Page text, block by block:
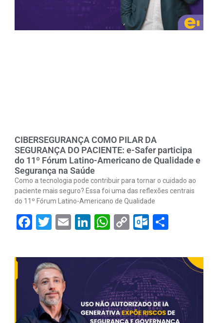
CIBERSEGURANÇA COMO PILAR DA
SEGURANÇA DO PACIENTE: e-Safer participa
do 11º Fórum Latino-Americano de Qualidade e
Segurança na Saúde
Como a tecnologia pode contribuir para tornar o cuidado ao
paciente mais seguro? Essa foi uma das reflexões centrais
do 11º Fórum Latino-Americano de Qualidade
Facebook
Twitter
EmailLinkedIn
WhatsApp
Copy